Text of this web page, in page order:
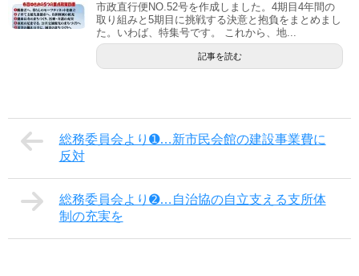
市政直行便NO.52号を作成しました。4期目4年間の
取り組みと5期目に挑戦する決意と抱負をまとめまし
た。いわば、特集号です。 これから、地...
記事を読む
総務委員会より➊…新市民会館の建設事業費に
反対
総務委員会より➋…自治協の自立支える支所体
制の充実を